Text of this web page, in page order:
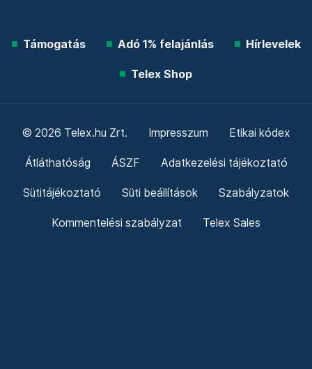
Támogatás Adó 1% felajánlás Hírlevelek
Telex Shop
© 2026 Telex.hu Zrt. Impresszum Etikai kódex
Átláthatóság ÁSZF Adatkezelési tájékoztató
Sütitájékoztató Süti beállítások Szabályzatok
Kommentelési szabályzat Telex Sales